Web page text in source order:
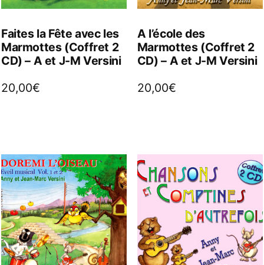
Faites la Fête avec les
Marmottes (Coffret 2
CD) – A et J-M Versini
20,00€
A l’école des
Marmottes (Coffret 2
CD) – A et J-M Versini
20,00€